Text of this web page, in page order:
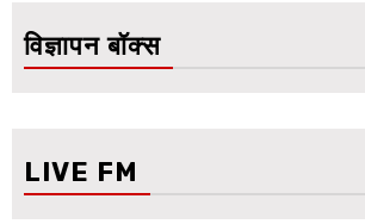
विज्ञापन बॉक्स
LIVE FM